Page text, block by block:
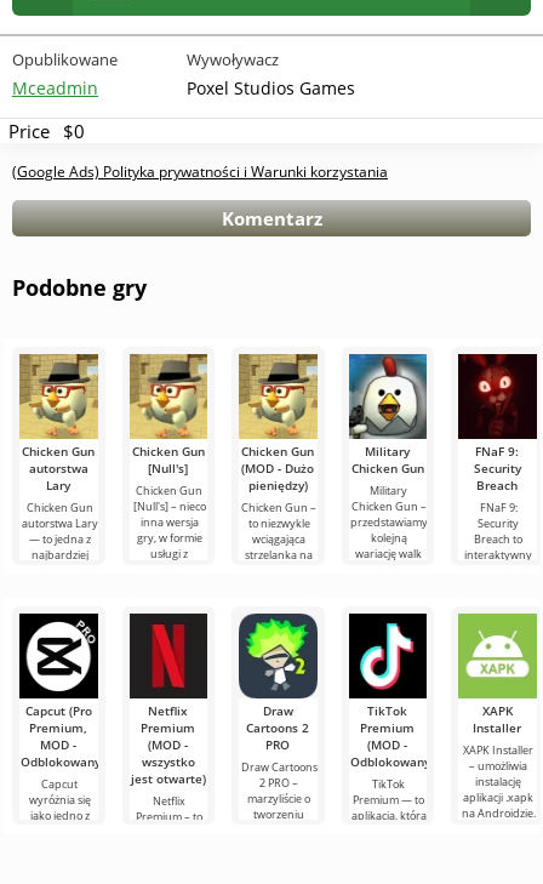
Opublikowane
Mceadmin
Wywoływacz
Poxel Studios Games
Price $0
(Google Ads) Polityka prywatności i Warunki korzystania
Komentarz
Podobne gry
Chicken Gun
autorstwa
Lary
Chicken Gun
autorstwa Lary
— to jedna z
najbardziej
oferująca
Chicken Gun
[Null's]
Chicken Gun
[Null's] – nieco
inna wersja
gry, w formie
usługi z
Tutaj
Chicken Gun
(MOD - Dużo
pieniędzy)
Chicken Gun –
to niezwykle
wciągająca
strzelanka na
na całym
Military
Chicken Gun
Military
Chicken Gun –
przedstawiamy
kolejną
wariację walk
wydanie
FNaF 9:
Security
Breach
FNaF 9:
Security
Breach to
interaktywny
strefy
komfortu. Jest
Capcut (Pro
Premium,
MOD -
Odblokowany)
Capcut
wyróżnia się
jako jedno z
Netflix
Premium
(MOD -
wszystko
jest otwarte)
Netflix
Premium – to
Draw
Cartoons 2
PRO
Draw Cartoons
2 PRO –
marzyliście o
tworzeniu
TikTok
Premium
(MOD -
Odblokowany)
TikTok
Premium — to
aplikacja, która
XAPK
Installer
XAPK Installer
– umożliwia
instalację
aplikacji .xapk
na Androidzie.